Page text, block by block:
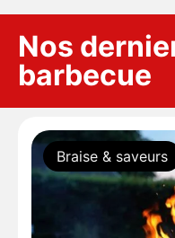
Nos
barbecue
Braise & saveurs